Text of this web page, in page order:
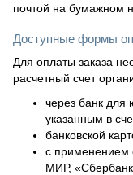
почтой на бумажном
Доступные формы
Для оплаты заказа
расчетный счет
через банк для
указанным в
банковской
с применением
МИР,